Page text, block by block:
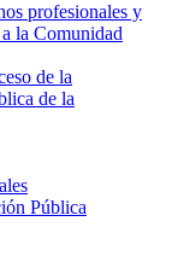
profesionales y
la Comunidad
de la
de la
Pública